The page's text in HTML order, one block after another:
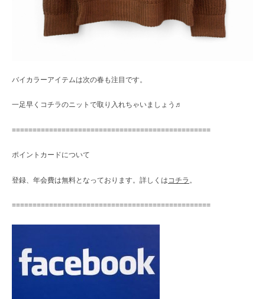
バイカラーアイテムは次の春も注目です。
一足早くコチラのニットで取り入れちゃいましょう♬
================================================
ポイントカードについて
登録、年会費は無料となっております。詳しくはコチラ 。
================================================